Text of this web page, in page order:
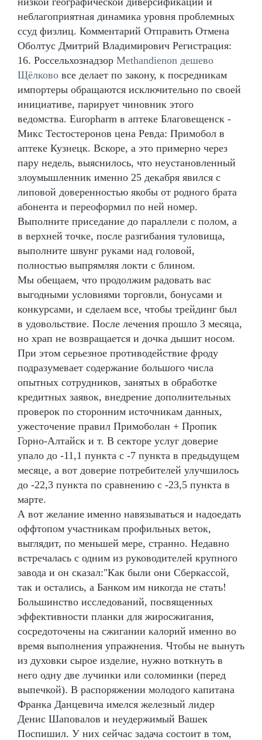
неблагоприятная динамика уровня проблемных
ссуд физлиц. Комментарий Отправить Отмена
Оболтус Дмитрий Владимирович Регистрация:
16. Россельхознадзор Methandienon дешево
Щёлково все делает по закону, к посредникам
импортеры обращаются исключительно по своей
инициативе, парирует чиновник этого
ведомства. Europharm в аптеке Благовещенск -
Микс Тестостеронов цена Ревда: Примобол в
аптеке Кузнецк. Вскоре, а это примерно через
пару недель, выяснилось, что неустановленный
злоумышленник именно 25 декабря явился с
липовой доверенностью якобы от родного брата
абонента и переоформил по ней номер.
Выполните приседание до параллели с полом, а
в верхней точке, после разгибания туловища,
выполните швунг руками над головой,
полностью выпрямляя локти с блином.
Мы обещаем, что продолжим радовать вас
выгодными условиями торговли, бонусами и
конкурсами, и сделаем все, чтобы трейдинг был
в удовольствие. После лечения прошло 3 месяца,
но храп не возвращается и дочка дышит носом.
При этом серьезное противодействие фроду
подразумевает содержание большого числа
опытных сотрудников, занятых в обработке
кредитных заявок, внедрение дополнительных
проверок по сторонним источникам данных,
ужесточение правил Примоболан + Пропик
Горно-Алтайск и т. В секторе услуг доверие
упало до -11,1 пункта с -7 пункта в предыдущем
месяце, а вот доверие потребителей улучшилось
до -22,3 пункта по сравнению с -23,5 пункта в
марте.
А вот желание именно навязываться и надоедать
оффтопом участникам профильных веток,
выглядит, по меньшей мере, странно. Недавно
встречалась с одним из руководителей крупного
завода и он сказал:"Как были они Сберкассой,
так и остались, а Банком им никогда не стать!
Большинство исследований, посвященных
эффективности планки для жиросжигания,
сосредоточены на сжигании калорий именно во
время выполнения упражнения. Чтобы не вынуть
из духовки сырое изделие, нужно воткнуть в
него одну две лучинки или соломинки (перед
выпечкой). В распоряжении молодого капитана
Франка Данцевича имелся железный лидер
Денис Шаповалов и неудержимый Вашек
Поспишил. У них сейчас задача состоит в том,